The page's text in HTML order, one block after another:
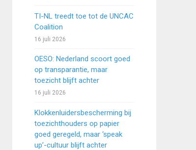
TI-NL treedt toe tot de UNCAC
Coalition
16 juli 2026
OESO: Nederland scoort goed
op transparantie, maar
toezicht blijft achter
16 juli 2026
Klokkenluidersbescherming bij
toezichthouders op papier
goed geregeld, maar ‘speak
up’-cultuur blijft achter